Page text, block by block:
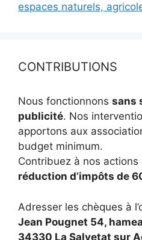
espaces naturels,
CONTRIBUTIONS
Nous fonctionnons sans
publicité. Nos
apportons aux
budget minimum.
Contribuez à nos actions
réduction d’impôts de
Adresser les chèques à
Jean Pougnet 54,
34330 La Salvetat sur